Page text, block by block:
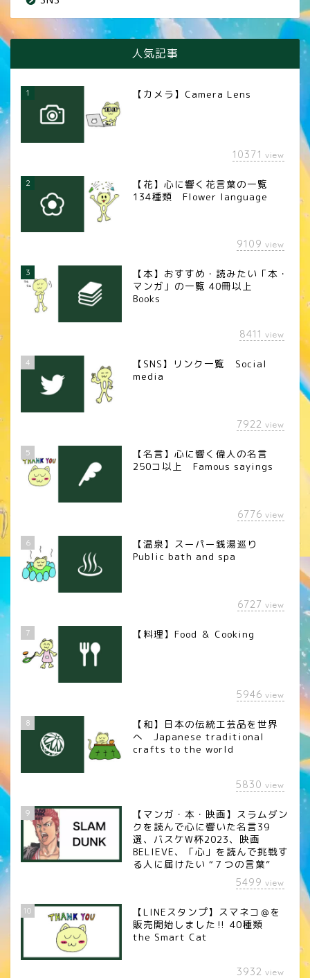
人気記事
1 【カメラ】Camera Lens
10371 view
2
【花】心に響く花言葉の一覧
134種類 Flower language
9109 view
3
【本】おすすめ・読みたい「本・
マンガ」の一覧 40冊以上
Books
8411 view
4
【SNS】リンク一覧 Social
media
7922 view
5
【名言】心に響く偉人の名言
250コ以上 Famous sayings
6776 view
6
【温泉】スーパー銭湯巡り
Public bath and spa
6727 view
7 【料理】Food ＆ Cooking
5946 view
8
【和】日本の伝統工芸品を世界
へ Japanese traditional
crafts to the world
5830 view
9
【マンガ・本・映画】スラムダン
クを読んで心に響いた名言39
選、バスケW杯2023、映画
BELIEVE、「心」を読んで挑戦す
る人に届けたい “７つの言葉”
5499 view
10
【LINEスタンプ】スマネコ＠を
販売開始しました‼︎ 40種類
the Smart Cat
3932 view